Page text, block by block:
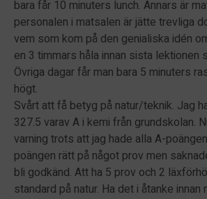
bara får 10 minuters lunch. Annars är
personalen i matsalen är jätte trevliga
vem som kom på den genialiska idén
en 3 timmars håla innan sista lektionen
Övriga dagar får man bara 5 minuters
högt.
Svårt att få betyg på natur/teknik. Jag
327.5 varav A i kemi från grundskolan.
varning trots att jag hade alla A-
poängen rätt på något prov men
bli godkänd. Att ha 5 prov och 2
standard på natur. Ha det i åtanke innan